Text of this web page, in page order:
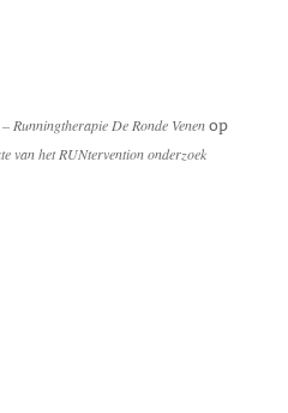
Runningtherapie De Ronde Venenop
van het RUNtervention onderzoek